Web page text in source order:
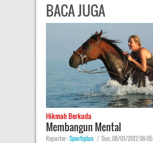
BACA JUGA
Hikmah Berkuda
Membangun Mental
Reporter :Sportiplus | Sun, 08/01/2012 06:05